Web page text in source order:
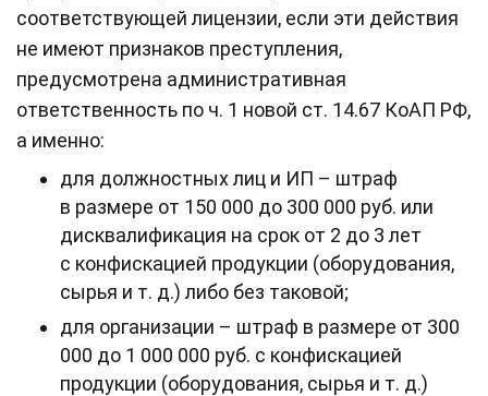
соответствующей лицензии, если эти действия
не имеют признаков преступления,
предусмотрена административная
ответственность по ч. 1 новой ст. 14.67 КоАП РФ,
а именно:
для должностных лиц и ИП – штраф
в размере от 150 000 до 300 000 руб. или
дисквалификация на срок от 2 до 3 лет
с конфискацией продукции (оборудования,
сырья и т. д.) либо без таковой;
для организации – штраф в размере от 300
000 до 1 000 000 руб. с конфискацией
продукции (оборудования, сырья и т. д.)